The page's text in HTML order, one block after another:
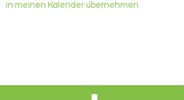
in meinen Kalender übernehmen